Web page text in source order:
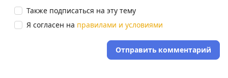
Также подписаться на эту тему
Я согласен на правилами и условиями
Отправить комментарий